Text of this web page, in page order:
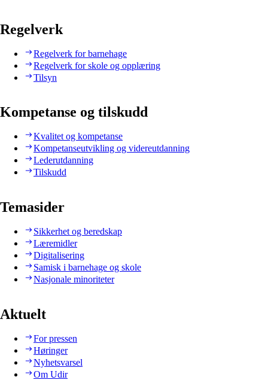
Regelverk
Regelverk for barnehage
Regelverk for skole og opplæring
Tilsyn
Kompetanse og tilskudd
Kvalitet og kompetanse
Kompetanseutvikling og videreutdanning
Lederutdanning
Tilskudd
Temasider
Sikkerhet og beredskap
Læremidler
Digitalisering
Samisk i barnehage og skole
Nasjonale minoriteter
Aktuelt
For pressen
Høringer
Nyhetsvarsel
Om Udir